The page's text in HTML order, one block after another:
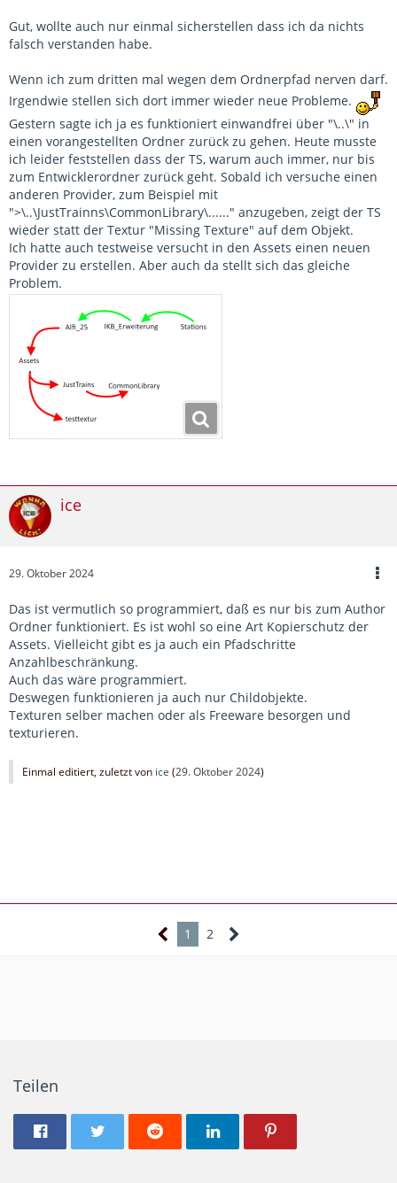
Gut, wollte auch nur einmal sicherstellen dass ich da nichts
falsch verstanden habe.
Wenn ich zum dritten mal wegen dem Ordnerpfad nerven darf.
Irgendwie stellen sich dort immer wieder neue Probleme.
Gestern sagte ich ja es funktioniert einwandfrei über "\..\" in
einen vorangestellten Ordner zurück zu gehen. Heute musste
ich leider feststellen dass der TS, warum auch immer, nur bis
zum Entwicklerordner zurück geht. Sobald ich versuche einen
anderen Provider, zum Beispiel mit
">\..\JustTrainns\CommonLibrary\......" anzugeben, zeigt der TS
wieder statt der Textur "Missing Texture" auf dem Objekt.
Ich hatte auch testweise versucht in den Assets einen neuen
Provider zu erstellen. Aber auch da stellt sich das gleiche
Problem.
ice
29. Oktober 2024
Das ist vermutlich so programmiert, daß es nur bis zum Author
Ordner funktioniert. Es ist wohl so eine Art Kopierschutz der
Assets. Vielleicht gibt es ja auch ein Pfadschritte
Anzahlbeschränkung.
Auch das wäre programmiert.
Deswegen funktionieren ja auch nur Childobjekte.
Texturen selber machen oder als Freeware besorgen und
texturieren.
Einmal editiert, zuletzt von ice (29. Oktober 2024)
1 2
Teilen